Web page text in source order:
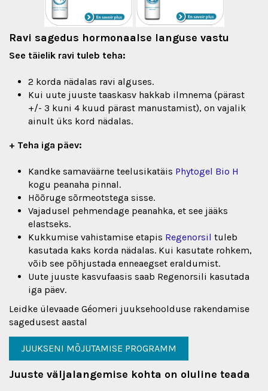
Ravi sagedus hormonaalse languse vastu
See täielik ravi tuleb teha:
2 korda nädalas ravi alguses.
Kui uute juuste taaskasv hakkab ilmnema (pärast
+/- 3 kuni 4 kuud pärast manustamist), on vajalik
ainult üks kord nädalas.
+ Teha iga päev:
Kandke samaväärne teelusikatäis Phytogel Bio H
kogu peanaha pinnal.
Hõõruge sõrmeotstega sisse.
Vajadusel pehmendage peanahka, et see jääks
elastseks.
Kukkumise vahistamise etapis Regenorsil tuleb
kasutada kaks korda nädalas. Kui kasutate rohkem,
võib see põhjustada enneaegset eraldumist.
Uute juuste kasvufaasis saab Regenorsili kasutada
iga päev.
Leidke ülevaade Géomeri juuksehoolduse rakendamise
sagedusest aastal
JUUKSENI MÕJUTAMISE PROGRAMM
Juuste väljalangemise kohta on oluline teada